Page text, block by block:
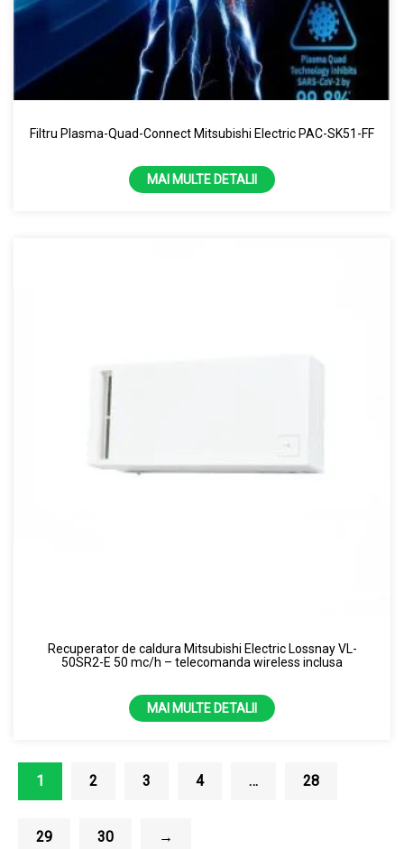
Filtru Plasma-Quad-Connect Mitsubishi Electric PAC-SK51-FF
MAI MULTE DETALII
Recuperator de caldura Mitsubishi Electric Lossnay VL-
50SR2-E 50 mc/h – telecomanda wireless inclusa
MAI MULTE DETALII
1 2 3 4 … 28
29 30 →